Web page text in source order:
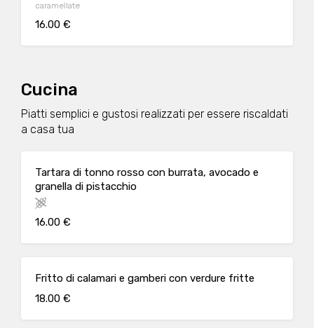
caramellate
16.00 €
Cucina
Piatti semplici e gustosi realizzati per essere riscaldati
a casa tua
Tartara di tonno rosso con burrata, avocado e
granella di pistacchio
16.00 €
Fritto di calamari e gamberi con verdure fritte
18.00 €